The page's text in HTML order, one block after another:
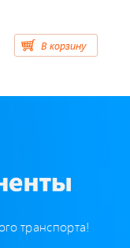
В корзину
транспорта!